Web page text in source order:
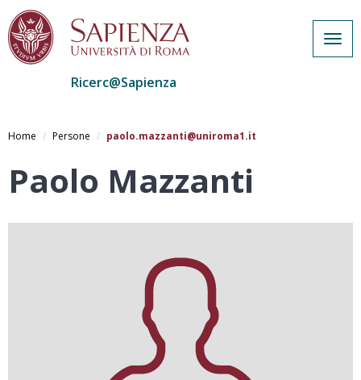
al
Ricerc@Sapienza
Home Persone paolo.mazzanti@uniroma1.it
Paolo Mazzanti